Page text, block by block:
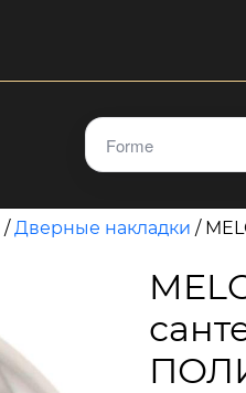
/Дверные накладки /